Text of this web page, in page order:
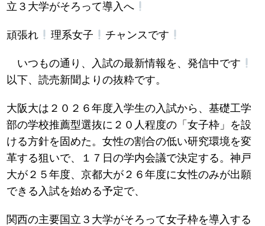
立３大学がそろって導入へ
頑張れ 理系女子 チャンスです
いつもの通り、入試の最新情報を、発信中です
以下、読売新聞よりの抜粋です。
大阪大は２０２６年度入学生の入試から、基礎工学
部の学校推薦型選抜に２０人程度の「女子枠」を設
ける方針を固めた。女性の割合の低い研究環境を変
革する狙いで、１７日の学内会議で決定する。神戸
大が２５年度、京都大が２６年度に女性のみが出願
できる入試を始める予定で、
関西の主要国立３大学がそろって女子枠を導入する